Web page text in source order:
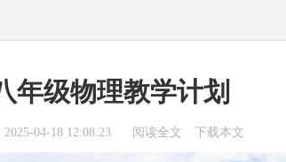
年级物理教学计划
2025-04-18 12:08:23 阅读全文 下载本文